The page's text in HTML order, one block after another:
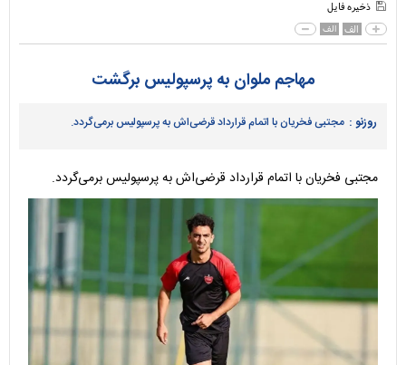
ذخیره فایل
الف الف
مهاجم ملوان به پرسپولیس برگشت
روزنو : مجتبی فخریان با اتمام قرارداد قرضی‌اش به پرسپولیس برمی‌گردد.
مجتبی فخریان با اتمام قرارداد قرضی‌اش به پرسپولیس برمی‌گردد.